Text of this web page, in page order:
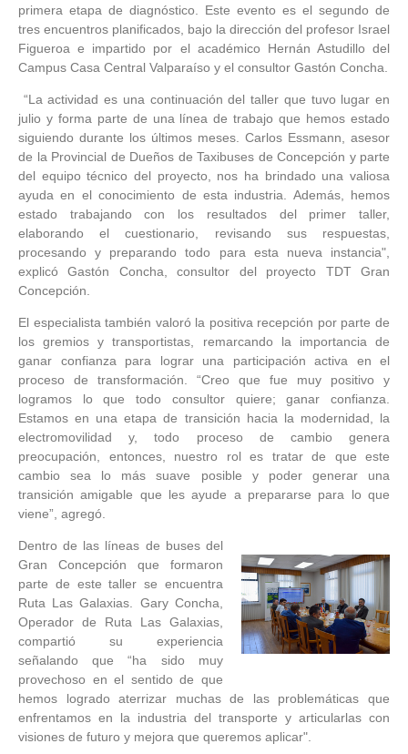
primera etapa de diagnóstico. Este evento es el segundo de
tres encuentros planificados, bajo la dirección del profesor Israel
Figueroa e impartido por el académico Hernán Astudillo del
Campus Casa Central Valparaíso y el consultor Gastón Concha.
“La actividad es una continuación del taller que tuvo lugar en
julio y forma parte de una línea de trabajo que hemos estado
siguiendo durante los últimos meses. Carlos Essmann, asesor
de la Provincial de Dueños de Taxibuses de Concepción y parte
del equipo técnico del proyecto, nos ha brindado una valiosa
ayuda en el conocimiento de esta industria. Además, hemos
estado trabajando con los resultados del primer taller,
elaborando el cuestionario, revisando sus respuestas,
procesando y preparando todo para esta nueva instancia",
explicó Gastón Concha, consultor del proyecto TDT Gran
Concepción.
El especialista también valoró la positiva recepción por parte de
los gremios y transportistas, remarcando la importancia de
ganar confianza para lograr una participación activa en el
proceso de transformación. “Creo que fue muy positivo y
logramos lo que todo consultor quiere; ganar confianza.
Estamos en una etapa de transición hacia la modernidad, la
electromovilidad y, todo proceso de cambio genera
preocupación, entonces, nuestro rol es tratar de que este
cambio sea lo más suave posible y poder generar una
transición amigable que les ayude a prepararse para lo que
viene”, agregó.
Dentro de las líneas de buses del
Gran Concepción que formaron
parte de este taller se encuentra
Ruta Las Galaxias. Gary Concha,
Operador de Ruta Las Galaxias,
compartió su experiencia
señalando que “ha sido muy
provechoso en el sentido de que
hemos logrado aterrizar muchas de las problemáticas que
enfrentamos en la industria del transporte y articularlas con
visiones de futuro y mejora que queremos aplicar".